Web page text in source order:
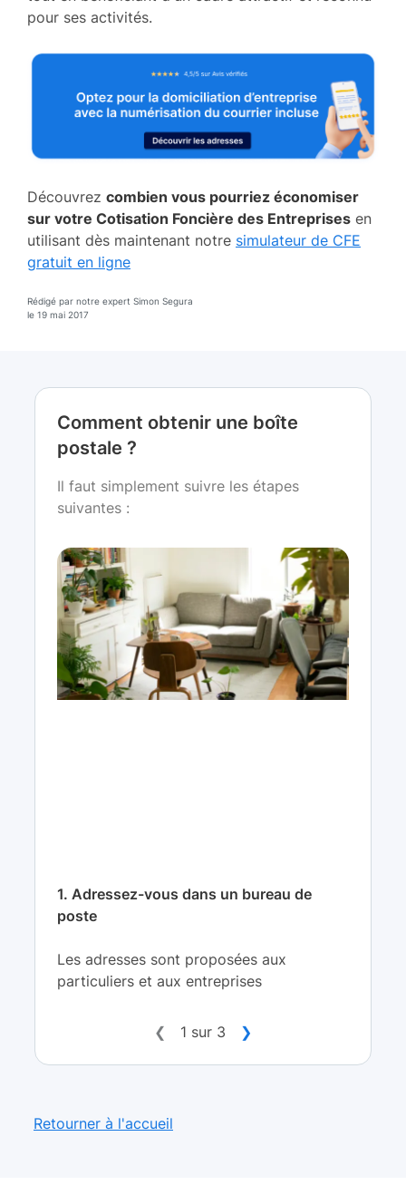
pour ses activités.
Découvrez combien vous pourriez économiser
sur votre Cotisation Foncière des Entreprises en
utilisant dès maintenant notre simulateur de CFE
gratuit en ligne
Rédigé par notre expert Simon Segura
le 19 mai 2017
Comment obtenir une boîte
postale ?
Il faut simplement suivre les étapes
suivantes :
1. Adressez-vous dans un bureau de
poste
Les adresses sont proposées aux
particuliers et aux entreprises
❮ 1 sur 3 ❯
Retourner à l'accueil